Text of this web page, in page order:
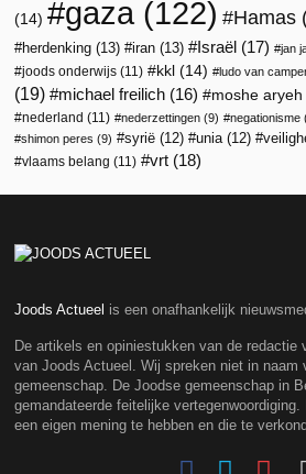
(14) gaza (122) Hamas
herdenking (13) iran (13) Israël (17) jan
joods onderwijs (11) kkl (14) ludo van
(19)
michael freilich (16) moshe
nederland (11) nederzettingen (9) negationisme
shimon peres (9) syrië (12) unia (12)
vlaams belang (11) vrt (18)
Joods Actueel is een onafhankelijk
De artikels en opiniestukken van de redactie
van Joods Actueel. Wij spreken niet in naam
gemeenschap. De Joodse gemeenschap in
gemandateerde feitelijke
een eigen mening te hebben en die te